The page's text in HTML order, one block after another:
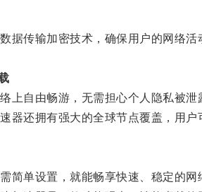
传输加密技术，确保用户的网络活
自由畅游，无需担心个人隐私被泄
还拥有强大的全球节点覆盖，用户
单设置，就能畅享快速、稳定的网